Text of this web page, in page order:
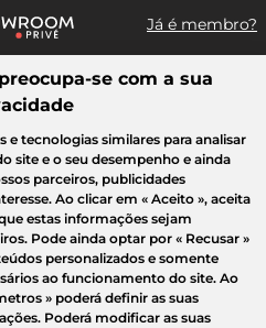
Já é membro?
um artigo, uma venda...
Casa Criança Beleza
se com a sua
tecnologias similares para analisar
site e o seu desempenho e ainda
parceiros, publicidades
Ao clicar em « Aceito », aceita
estas informações sejam
Pode ainda optar por « Recusar »
personalizados e somente
ao funcionamento do site. Ao
» poderá definir as suas
Poderá modificar as suas